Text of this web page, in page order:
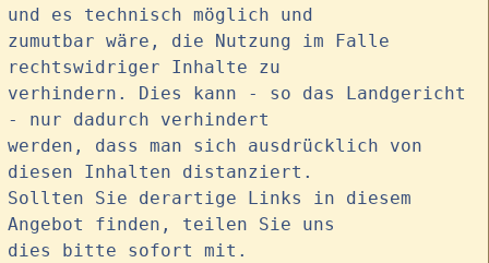
und es technisch möglich und
zumutbar wäre, die Nutzung im Falle
rechtswidriger Inhalte zu
verhindern. Dies kann - so das Landgericht
- nur dadurch verhindert
werden, dass man sich ausdrücklich von
diesen Inhalten distanziert.
Sollten Sie derartige Links in diesem
Angebot finden, teilen Sie uns
dies bitte sofort mit.